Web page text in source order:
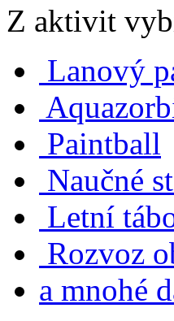
Z aktivit
Lanový
Paintball
Naučné
Letní
Rozvoz
a mnohé